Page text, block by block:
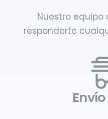
Nuestro equipo
responderte